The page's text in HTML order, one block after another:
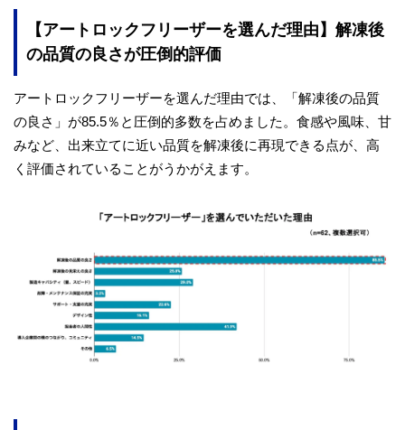
【アートロックフリーザーを選んだ理由】解凍後
の品質の良さが圧倒的評価
アートロックフリーザーを選んだ理由では、「解凍後の品質
の良さ」が85.5％と圧倒的多数を占めました。食感や風味、甘
みなど、出来立てに近い品質を解凍後に再現できる点が、高
く評価されていることがうかがえます。